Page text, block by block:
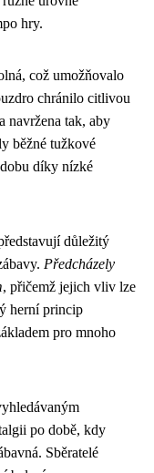
hry.
což umožňovalo
chránilo citlivou
navržena tak, aby
běžné tužkové
díky nízké
důležitý
Předcházely
, přičemž jejich vliv lze
herní princip
pro mnoho
po době, kdy
Sběratelé